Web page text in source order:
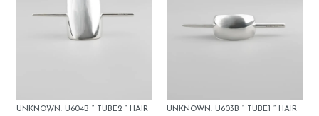
UNKNOWN. U604B “ TUBE2 ” HAIR
UNKNOWN. U603B “ TUBE1 ” HAIR